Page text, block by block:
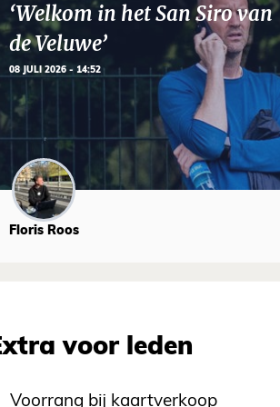
‘Welkom in het San Siro van
de Veluwe’
08 JULI 2026 - 14:52
Floris Roos
voor leden
Voorrang bij kaartverkoop